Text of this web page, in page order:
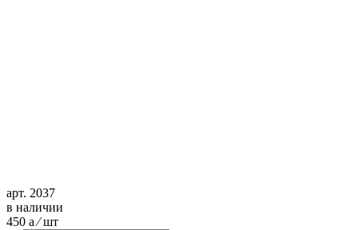
арт. 2037
в наличии
450 a ⁄ шт